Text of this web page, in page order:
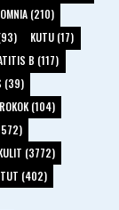
(210)
KUTU (17)
B (117)
(39)
(104)
(3772)
(402)